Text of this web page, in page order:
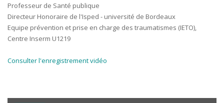
Professeur de Santé publique
Directeur Honoraire de l'Isped - université de Bordeaux
Equipe prévention et prise en charge des traumatismes (IETO),
Centre Inserm U1219
Consulter l'enregistrement vidéo